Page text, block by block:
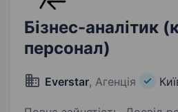
Бізнес-аналітик
персонал)
Everstar, Агенція